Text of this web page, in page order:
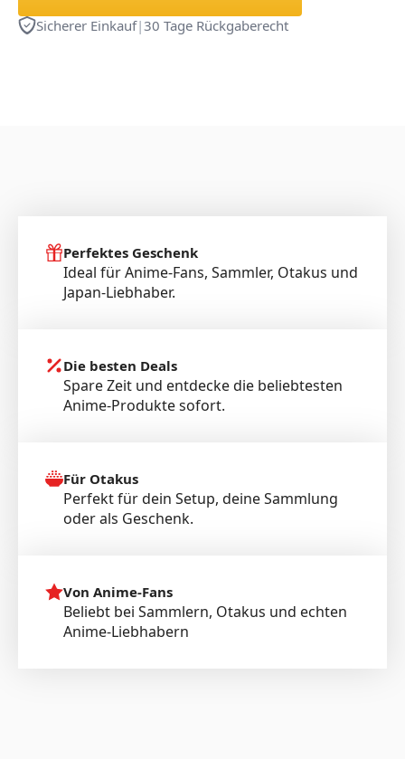
Sicherer Einkauf|30 Tage Rückgaberecht
Perfektes Geschenk
Ideal für Anime-Fans, Sammler, Otakus und
Japan-Liebhaber.
Die besten Deals
Spare Zeit und entdecke die beliebtesten
Anime-Produkte sofort.
Für Otakus
Perfekt für dein Setup, deine Sammlung
oder als Geschenk.
Von Anime-Fans
Beliebt bei Sammlern, Otakus und echten
Anime-Liebhabern